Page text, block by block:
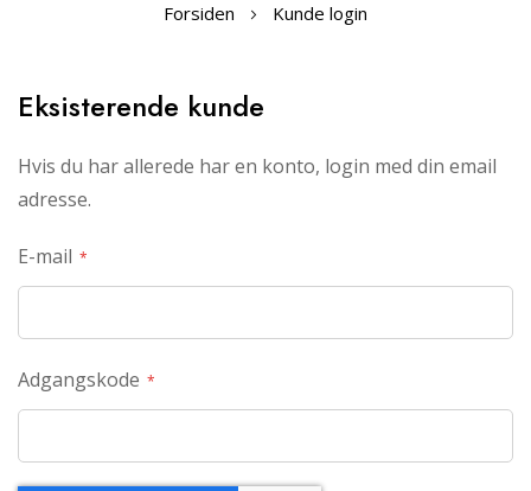
Forsiden Kunde login
Eksisterende kunde
Hvis du har allerede har en konto, login med din email
adresse.
E-mail
Adgangskode